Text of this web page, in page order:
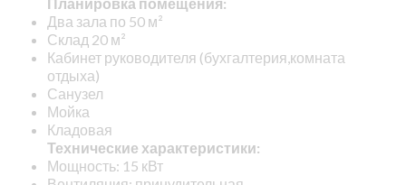
Два зала по 50 м²
Склад 20 м²
Кабинет руководителя (бухгалтерия,комната
отдыха)
Санузел
Мойка
Кладовая
Технические характеристики:
Мощность: 15 кВт